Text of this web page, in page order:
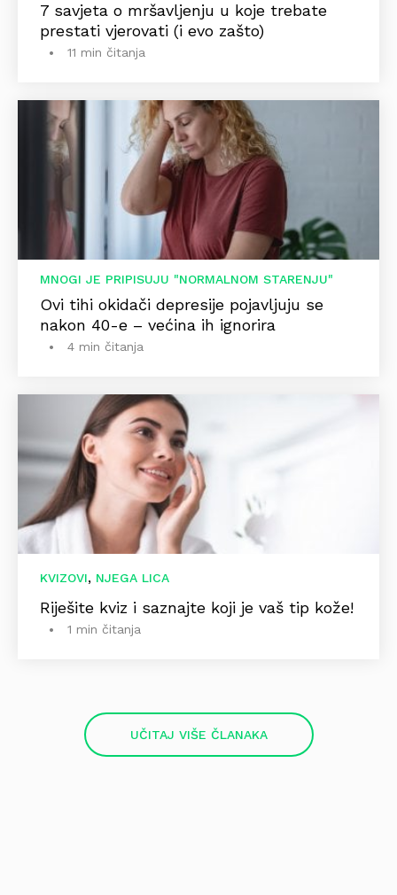
7 savjeta o mršavljenju u koje trebate
prestati vjerovati (i evo zašto)
11 min čitanja
MNOGI JE PRIPISUJU "NORMALNOM STARENJU"
Ovi tihi okidači depresije pojavljuju se
nakon 40-e – većina ih ignorira
4 min čitanja
KVIZOVI, NJEGA LICA
Riješite kviz i saznajte koji je vaš tip kože!
1 min čitanja
UČITAJ VIŠE ČLANAKA